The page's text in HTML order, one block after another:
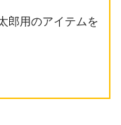
郎用のアイテムを